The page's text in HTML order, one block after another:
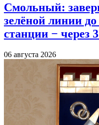
Смольный:
зелёной линии
станции − через 3
06 августа 2026